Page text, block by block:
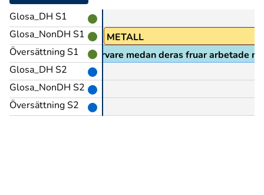
Glosa_DH S1
Glosa_NonDH S1
Översättning S1
Glosa_DH S2
Glosa_NonDH S2
Översättning S2
PEK
METALL
till exempel svarvare medan deras fruar arbetade